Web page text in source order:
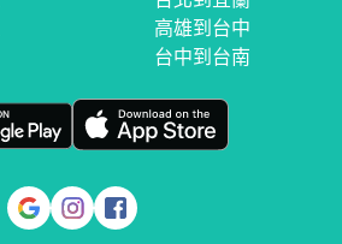
高雄到台中
台中到台南